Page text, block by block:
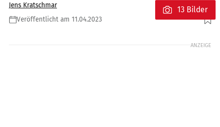
Jens Kratschmar
Veröffentlicht am 11.04.2023
Foto: Honda
13 Bilder
ANZEIGE